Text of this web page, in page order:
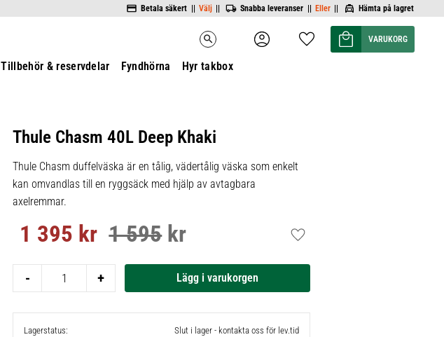
Betala säkert || Välj || Snabba leveranser || Eller || Hämta på lagret
search Favoriter
Kundvagn
Tillbehör & reservdelar Fyndhörna Hyr takbox
Thule Chasm 40L Deep Khaki
Thule Chasm duffelväska är en tålig, vädertålig väska som enkelt
kan omvandlas till en ryggsäck med hjälp av avtagbara
axelremmar.
Nedsatt pris:
1 395 kr Ordinarie pris:
1 595kr
+
-
Lägg till i favoriter
Lagerstatus
Slut i lager - kontakta oss för lev.tid